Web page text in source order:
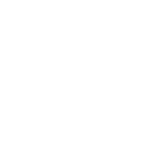
for sugar blocks or